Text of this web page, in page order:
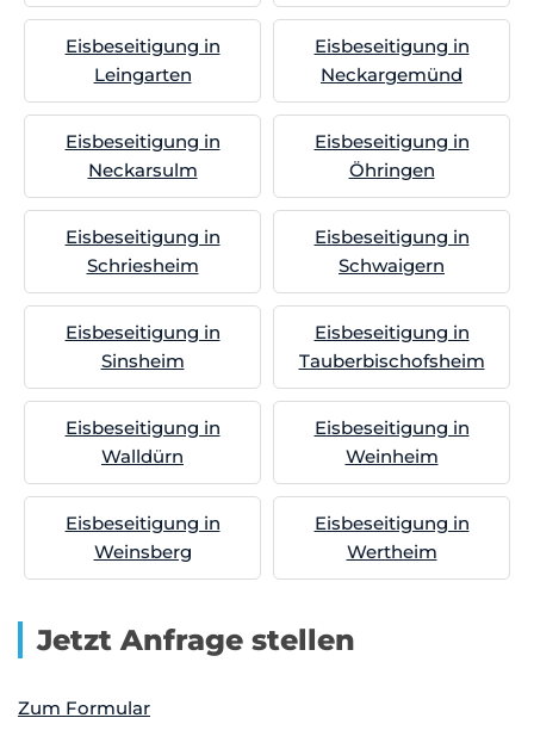
Eisbeseitigung in
Leingarten
Eisbeseitigung in
Neckargemünd
Eisbeseitigung in
Neckarsulm
Eisbeseitigung in
Öhringen
Eisbeseitigung in
Schriesheim
Eisbeseitigung in
Schwaigern
Eisbeseitigung in
Sinsheim
Eisbeseitigung in
Tauberbischofsheim
Eisbeseitigung in
Walldürn
Eisbeseitigung in
Weinheim
Eisbeseitigung in
Weinsberg
Eisbeseitigung in
Wertheim
Jetzt Anfrage stellen
Zum Formular